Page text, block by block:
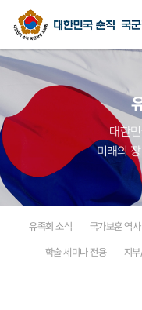
유족회 소개
유족회 홍보관
천국의 별님
순직군인 유가족 찾기
연회비·기부금 안내
대한
미래의
유족회 소식 국가보훈 역사
학술 세미나 전용 지